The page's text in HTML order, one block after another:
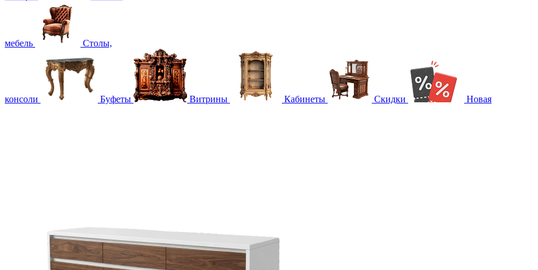
мебель Столы,
консоли Буфеты Витрины Кабинеты Скидки Новая